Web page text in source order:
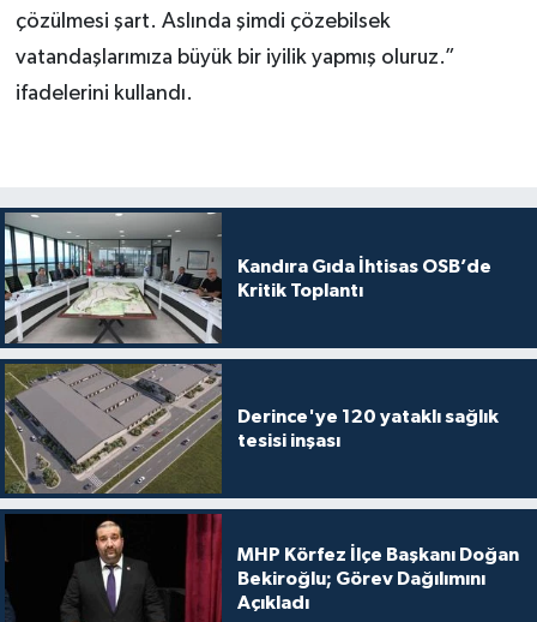
çözülmesi şart. Aslında şimdi çözebilsek
vatandaşlarımıza büyük bir iyilik yapmış oluruz.”
ifadelerini kullandı.
Kandıra Gıda İhtisas OSB’de
Kritik Toplantı
Derince'ye 120 yataklı sağlık
tesisi inşası
MHP Körfez İlçe Başkanı Doğan
Bekiroğlu; Görev Dağılımını
Açıkladı